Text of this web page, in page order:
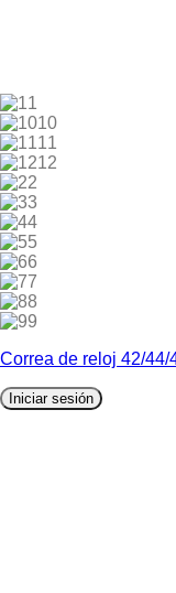
1
10
11
12
2
3
4
5
6
7
8
9
Correa de reloj 42/
Iniciar sesión